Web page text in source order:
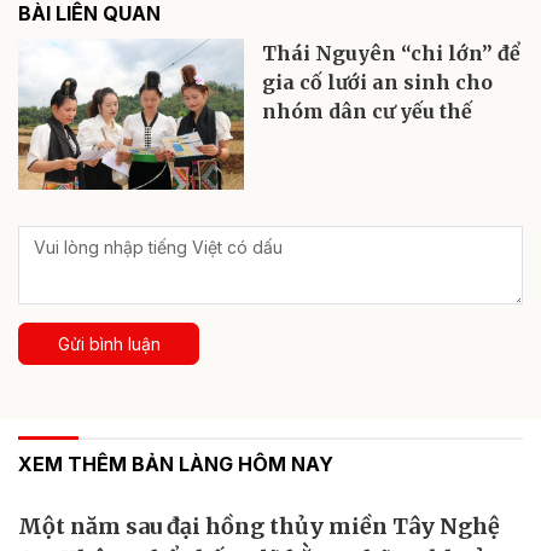
BÀI LIÊN QUAN
Thái Nguyên “chi lớn” để
gia cố lưới an sinh cho
nhóm dân cư yếu thế
Gửi bình luận
XEM THÊM BẢN LÀNG HÔM NAY
Một năm sau đại hồng thủy miền Tây Nghệ